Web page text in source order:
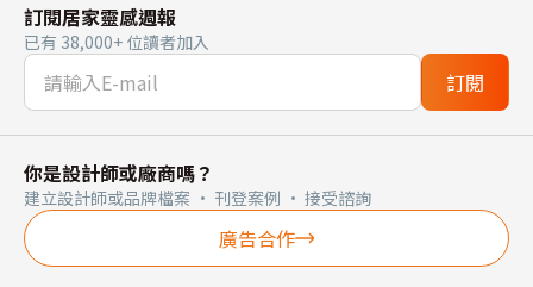
訂閱居家靈感週報
已有 38,000+ 位讀者加入
訂閱
你是設計師或廠商嗎？
建立設計師或品牌檔案 · 刊登案例 · 接受諮詢
廣告合作